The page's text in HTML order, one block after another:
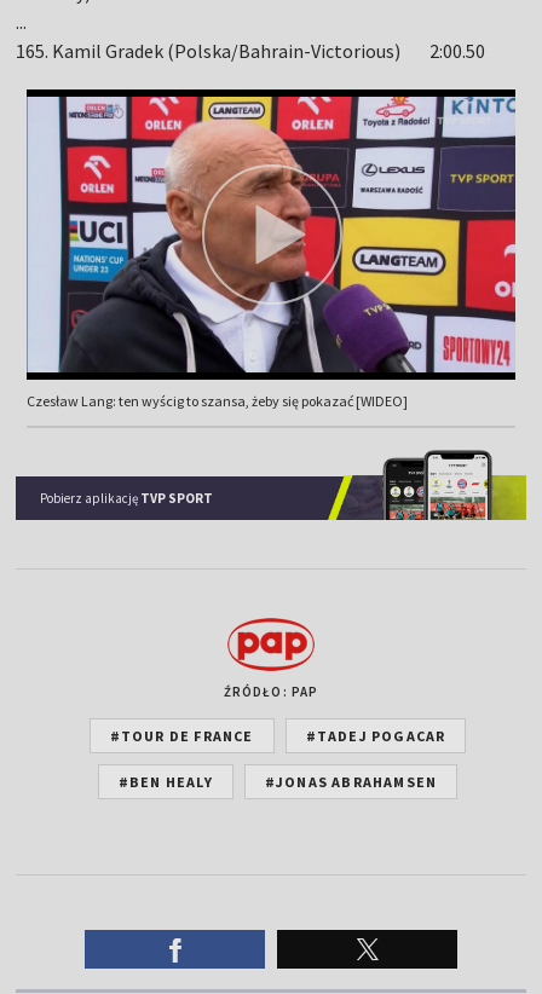
...
165. Kamil Gradek (Polska/Bahrain-Victorious) 2:00.50
Czesław Lang: ten wyścig to szansa, żeby się pokazać [WIDEO]
Pobierz aplikację TVP SPORT
ŹRÓDŁO: PAP
#TOUR DE FRANCE #TADEJ POGACAR
#BEN HEALY #JONAS ABRAHAMSEN